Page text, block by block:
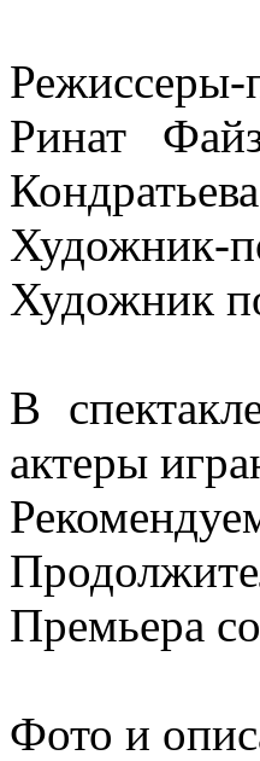
Ринат
Кондратьева
Художник-
Художник
В
актеры
Премьера
Фото и